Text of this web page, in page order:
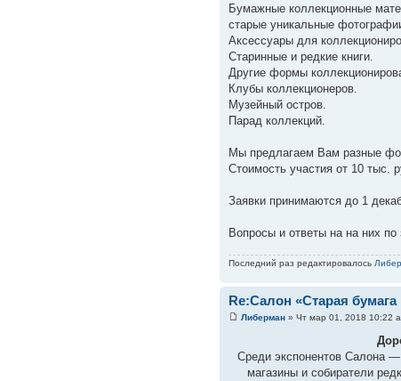
Бумажные коллекционные
старые уникальные
Аксессуары для
Старинные и редкие книги.
Другие формы
Клубы коллекционеров.
Музейный остров.
Парад коллекций.
Мы предлагаем Вам разные
Стоимость участия от 10 тыс.
Заявки принимаются до 1
Вопросы и ответы на на них по
Последний раз редактировалось
Re:Салон «Старая
Либерман » Чт мар 01, 2018 10:22
Среди экспонентов Салона —
магазины и собиратели